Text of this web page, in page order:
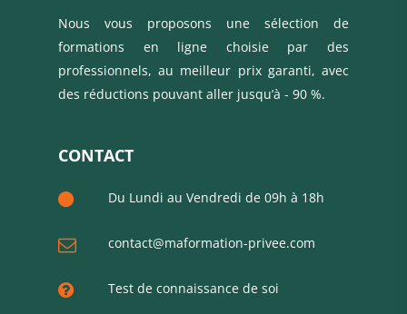
Nous vous proposons une sélection de
formations en ligne choisie par des
professionnels, au meilleur prix garanti, avec
des réductions pouvant aller jusqu’à - 90 %.
CONTACT
Du Lundi au Vendredi de 09h à 18h
contact@maformation-privee.com
Test de connaissance de soi